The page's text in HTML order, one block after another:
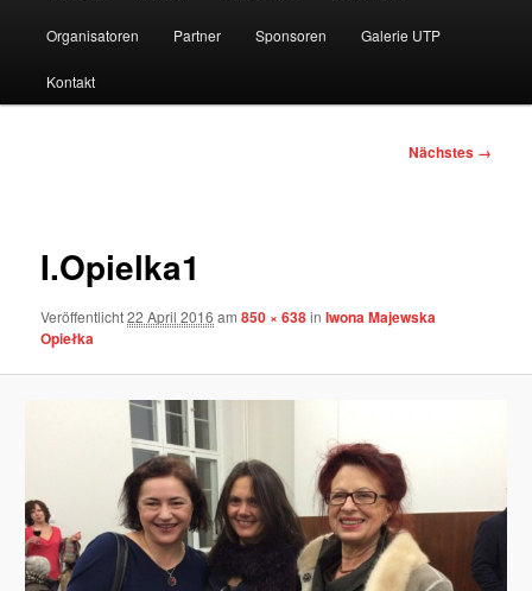
Organisatoren Partner Sponsoren Galerie UTP
Kontakt
Nächstes →
I.Opielka1
Veröffentlicht22 April 2016 am850 × 638inIwona Majewska
Opiełka